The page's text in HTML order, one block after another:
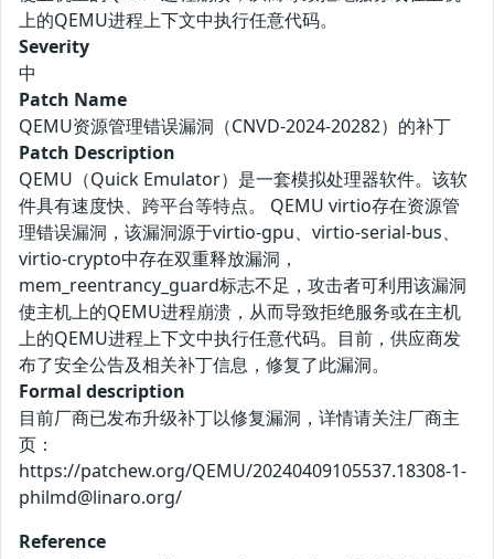
上的QEMU进程上下文中执行任意代码。
Severity
中
Patch Name
QEMU资源管理错误漏洞（CNVD-2024-20282）的补丁
Patch Description
QEMU（Quick Emulator）是一套模拟处理器软件。该软
件具有速度快、跨平台等特点。 QEMU virtio存在资源管
理错误漏洞，该漏洞源于virtio-gpu、virtio-serial-bus、
virtio-crypto中存在双重释放漏洞，
mem_reentrancy_guard标志不足，攻击者可利用该漏洞
使主机上的QEMU进程崩溃，从而导致拒绝服务或在主机
上的QEMU进程上下文中执行任意代码。目前，供应商发
布了安全公告及相关补丁信息，修复了此漏洞。
Formal description
目前厂商已发布升级补丁以修复漏洞，详情请关注厂商主
页：
https://patchew.org/QEMU/20240409105537.18308-1-
philmd@linaro.org/
Reference